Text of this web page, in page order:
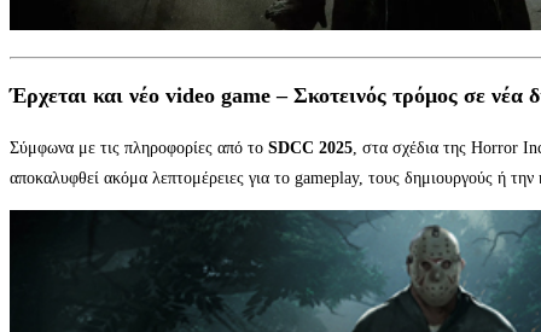
Έρχεται και νέο video game – Σκοτεινός τρόμος σε νέα
Σύμφωνα με τις πληροφορίες από το SDCC 2025 , στα σχέδια της Horror
αποκαλυφθεί ακόμα λεπτομέρειες για το gameplay, τους δημιουργούς ή